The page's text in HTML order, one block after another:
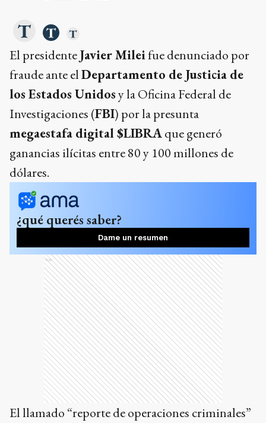
El presidenteJavier Mileifue denunciado por
fraude ante elDepartamento de Justicia de
los Estados Unidosy la Oficina Federal de
Investigaciones (FBI) por la presunta
megaestafa digital $LIBRAque generó
ganancias ilícitas entre 80 y 100 millones de
dólares.
¿qué querés saber?
Dame un resumen
Ads
El llamado “reporte de operaciones criminales”